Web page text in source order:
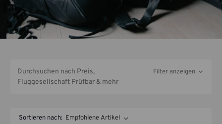
Durchsuchen nach Preis,
Fluggesellschaft Prüfbar & mehr
Filter anzeigen
Sortieren nach: